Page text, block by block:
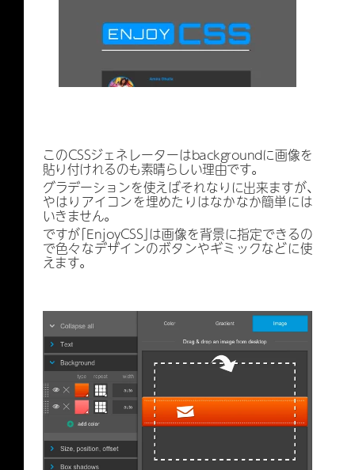
このCSSジェネレーターはbackgroundに画像を
貼り付けれるのも素晴らしい理由です。
グラデーションを使えばそれなりに出来ますが、
やはりアイコンを埋めたりはなかなか簡単には
いきません。
ですが「EnjoyCSS」は画像を背景に指定できるの
で色々なデザインのボタンやギミックなどに使
えます。